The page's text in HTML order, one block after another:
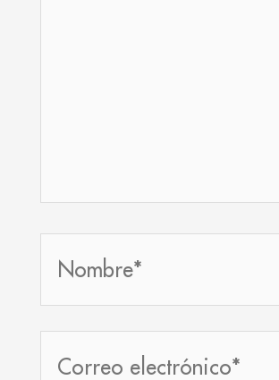
electrónico*